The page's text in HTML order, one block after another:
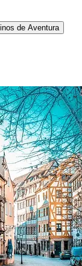
de Aventura